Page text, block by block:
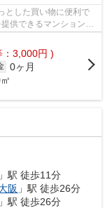
とした買い物に便利で
供できるマンションで
：3,000円 )
0ヶ月
」駅 徒歩11分
阪 」駅 徒歩26分
」駅 徒歩26分